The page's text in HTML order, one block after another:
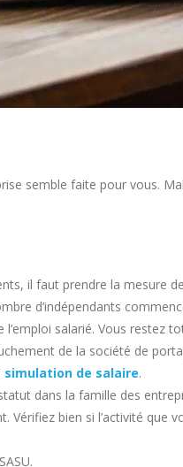
semble faite pour vous.
il faut prendre la mesure
d’indépendants
salarié. Vous restez
de la société de
simulation de salaire.
dans la famille des
bien si l’activité que